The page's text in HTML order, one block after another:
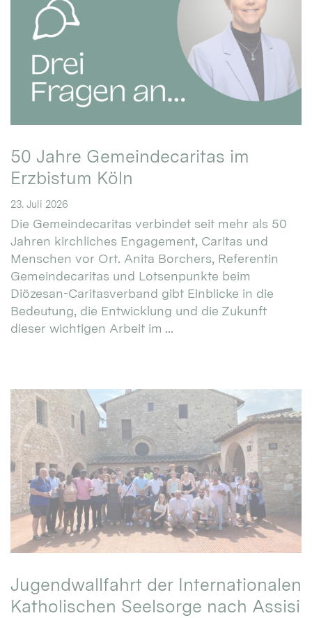
50 Jahre Gemeindecaritas im
Erzbistum Köln
23. Juli 2026
Die Gemeindecaritas verbindet seit mehr als 50
Jahren kirchliches Engagement, Caritas und
Menschen vor Ort. Anita Borchers, Referentin
Gemeindecaritas und Lotsenpunkte beim
Diözesan-Caritasverband gibt Einblicke in die
Bedeutung, die Entwicklung und die Zukunft
dieser wichtigen Arbeit im ...
Jugendwallfahrt der Internationalen
Katholischen Seelsorge nach Assisi